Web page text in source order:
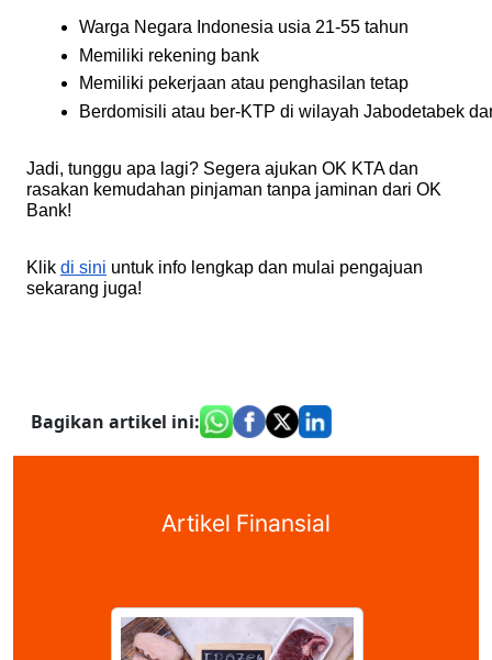
Warga Negara Indonesia usia 21-55 tahun
Memiliki rekening bank
Memiliki pekerjaan atau penghasilan tetap
Berdomisili atau ber-KTP di wilayah Jabodetabek
Jadi, tunggu apa lagi? Segera ajukan OK KTA dan
rasakan kemudahan pinjaman tanpa jaminan dari OK
Bank!
Klik di sini untuk info lengkap dan mulai pengajuan
sekarang juga!
Bagikan artikel ini:
Artikel Finansial